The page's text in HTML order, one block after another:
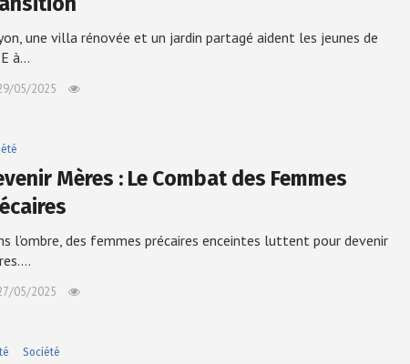
une villa rénovée et un jardin partagé aident les jeunes de
à…
05/2025
Mères : Le Combat des Femmes
l’ombre, des femmes précaires enceintes luttent pour devenir
05/2025
Société